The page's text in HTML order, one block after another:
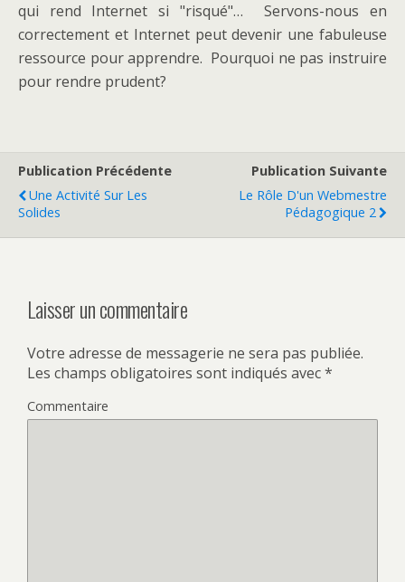
qui rend Internet si "risqué"… Servons-nous en
correctement et Internet peut devenir une fabuleuse
ressource pour apprendre. Pourquoi ne pas instruire
pour rendre prudent?
Publication Précédente
Une Activité Sur Les
Solides
Publication Suivante
Le Rôle D'un Webmestre
Pédagogique 2
Laisser un commentaire
Votre adresse de messagerie ne sera pas publiée.
Les champs obligatoires sont indiqués avec*
Commentaire